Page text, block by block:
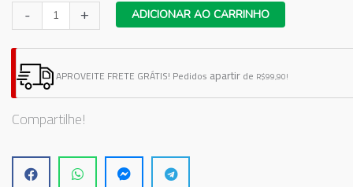
-
Vitrine
Festa
Junina
N8
+ ADICIONAR AO CARRINHO
APROVEITE FRETE GRÁTIS! Pedidos apartirde R$99,90!
Compartilhe!